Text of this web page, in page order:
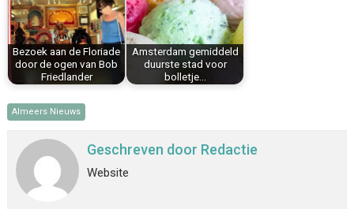
Bezoek aan de Floriade
door de ogen van Bob
Friedlander
Amsterdam gemiddeld
duurste stad voor
bolletje…
Almeers Nieuws
Geschreven door Redactie
Website